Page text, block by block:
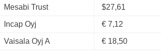
Mesabi Trust $27,61
Incap Oyj € 7,12
Vaisala Oyj A € 18,50